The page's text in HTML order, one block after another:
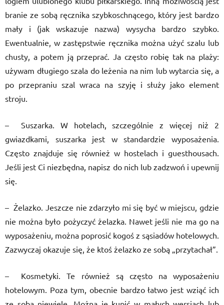
branie ze sobą ręcznika szybkoschnącego, który jest bardzo
mały i (jak wskazuje nazwa) wysycha bardzo szybko.
Ewentualnie, w zastępstwie ręcznika można użyć szalu lub
chusty, a potem ją przeprać. Ja często robię tak na plaży:
używam długiego szala do leżenia na nim lub wytarcia się, a
po przepraniu szal wraca na szyję i służy jako element
stroju.
– Suszarka. W hotelach, szczególnie z więcej niż 2
gwiazdkami, suszarka jest w standardzie wyposażenia.
Często znajduje się również w hostelach i guesthousach.
Jeśli jest Ci niezbędna, napisz do nich lub zadzwoń i upewnij
się.
– Żelazko. Jeszcze nie zdarzyło mi się być w miejscu, gdzie
nie można było pożyczyć żelazka. Nawet jeśli nie ma go na
wyposażeniu, można poprosić kogoś z sąsiadów hotelowych.
Zazwyczaj okazuje się, że ktoś żelazko ze sobą „przytachał”.
– Kosmetyki. Te również są często na wyposażeniu
hotelowym. Poza tym, obecnie bardzo łatwo jest wziąć ich